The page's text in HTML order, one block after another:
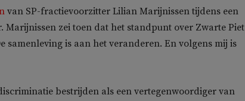
van SP-fractievoorzitter Lilian Marijnissen tijdens een
Marijnissen zei toen dat het standpunt over Zwarte Piet
samenleving is aan het veranderen. En volgens mij is
bestrijden als een vertegenwoordiger van